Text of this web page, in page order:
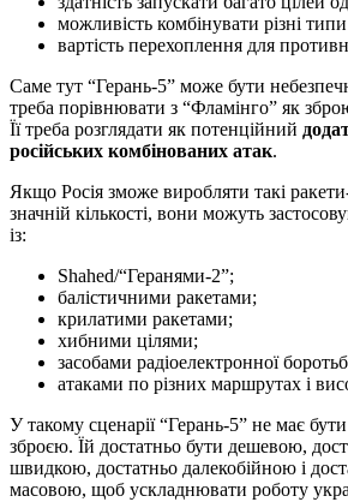
можливість комбінувати різні типи
вартість перехоплення для
Саме тут “Герань-5” може бути
треба порівнювати з “Фламінго” як
Її треба розглядати як потенційний
російських комбінованих атак.
Якщо Росія зможе виробляти такі
значній кількості, вони можуть
із:
Shahed/“Геранями-2”;
балістичними ракетами;
крилатими ракетами;
хибними цілями;
засобами радіоелектронної
атаками по різних маршрутах і
У такому сценарії “Герань-5” не має
зброєю. Їй достатньо бути дешевою,
швидкою, достатньо далекобійною і
масовою, щоб ускладнювати роботу